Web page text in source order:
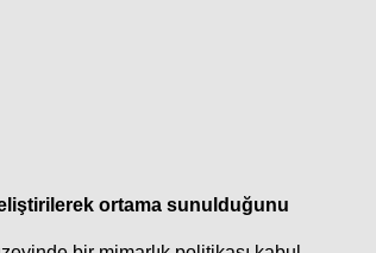
ortama sunulduğunu